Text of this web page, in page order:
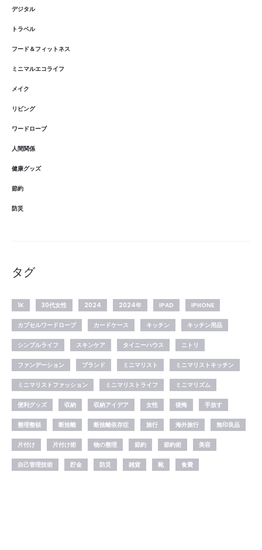
デジタル
トラベル
フード＆フィットネス
ミニマルエコライフ
メイク
リビング
ワードローブ
人間関係
健康グッズ
節約
防災
タグ
1K 30代女性 2024 2024年 IPAD IPHONE
カプセルワードローブ カードケース キッチン キッチン用品
シンプルライフ スキンケア タイニーハウス ニトリ
ファンデーション ブランド ミニマリスト ミニマリストキッチン
ミニマリストファッション ミニマリストライフ ミニマリズム
便利グッズ 収納 収納アイデア 女性 後悔 手放す
整理整頓 断捨離 断捨離依存症 旅行 海外旅行 無印良品
片付け 片付け術 物の整理 節約 節約術 美容
自己管理技術 貯金 防災 雑貨 靴 食費